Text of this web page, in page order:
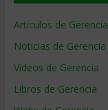
Artículos de Gerencia
Noticias de Gerencia
Videos de Gerencia
Libros de Gerencia